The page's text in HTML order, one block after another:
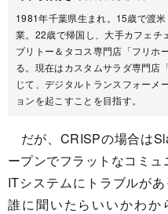
1981年千葉県生まれ。15歳で渡
業。22歳で帰国し、大手カフェチ
ブリトー＆タコス専門店「フリホ
る。現在はカスタムサラダ専門店
じて、デジタルトランスフォーメ
ョンを起こすことを目指す。
だが、CRISPの場合は
ープンでフラットなコミュ
ITシステムにトラブルが
誰に聞いたらいいかわ